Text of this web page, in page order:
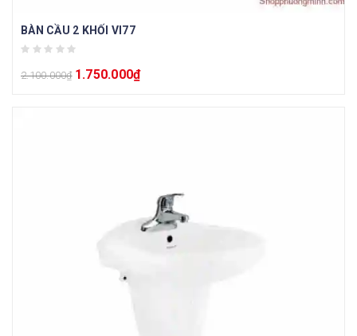
BÀN CẦU 2 KHỐI VI77
2.100.000₫ 1.750.000₫